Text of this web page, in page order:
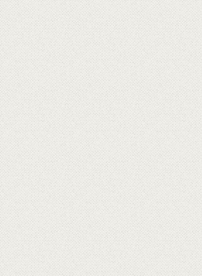
乳酪系列深
選擇商品類別
找尋適合您的乳酪系